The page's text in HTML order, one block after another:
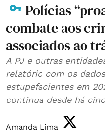
Polícias
combate aos
associados ao
A PJ e outras
relatório com os
estupefacientes em
continua desde há
Amanda Lima